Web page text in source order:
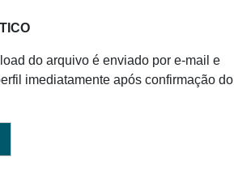
do arquivo é enviado por e-mail e
imediatamente após confirmação do